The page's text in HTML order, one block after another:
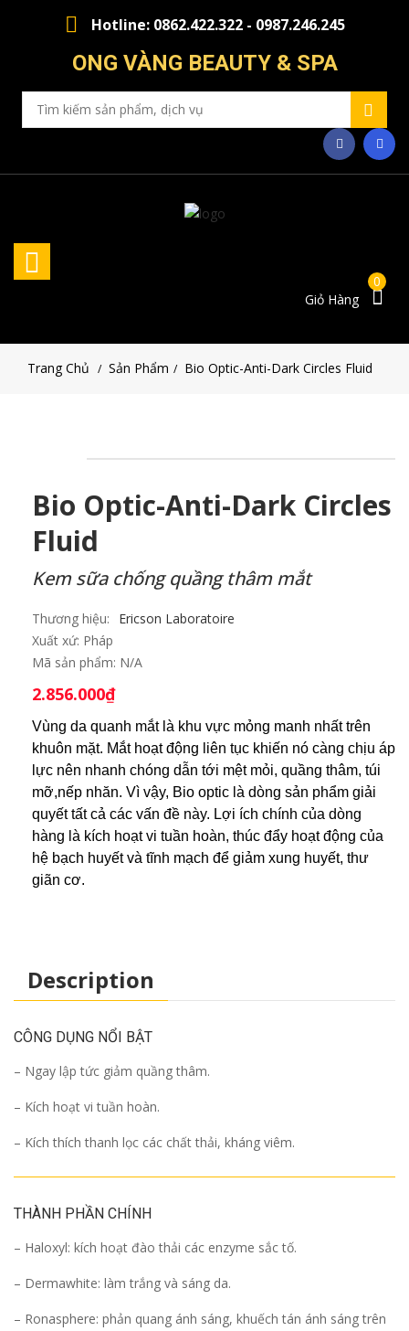
Hotline: 0862.422.322 - 0987.246.245
ONG VÀNG BEAUTY & SPA
Giỏ Hàng
0
Trang Chủ / Sản Phẩm / Bio Optic-Anti-Dark Circles Fluid
Bio Optic-Anti-Dark Circles
Fluid
Kem sữa chống quầng thâm mắt
Thương hiệu:
Ericson Laboratoire
Xuất xứ: Pháp
Mã sản phẩm: N/A
2.856.000₫
Vùng da quanh mắt là khu vực mỏng manh nhất trên
khuôn mặt. Mắt hoạt động liên tục khiến nó càng chịu áp
lực nên nhanh chóng dẫn tới mệt mỏi, quầng thâm, túi
mỡ,nếp nhăn. Vì vậy, Bio optic là dòng sản phẩm giải
quyết tất cả các vấn đề này. Lợi ích chính của dòng
hàng là kích hoạt vi tuần hoàn, thúc đẩy hoạt động của
hệ bạch huyết và tĩnh mạch để giảm xung huyết, thư
giãn cơ.
Description
CÔNG DỤNG NỔI BẬT
– Ngay lập tức giảm quầng thâm.
– Kích hoạt vi tuần hoàn.
– Kích thích thanh lọc các chất thải, kháng viêm.
THÀNH PHẦN CHÍNH
– Haloxyl: kích hoạt đào thải các enzyme sắc tố.
– Dermawhite: làm trắng và sáng da.
– Ronasphere: phản quang ánh sáng, khuếch tán ánh sáng trên